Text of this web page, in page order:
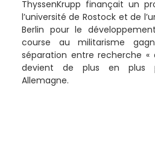
ThyssenKrupp finançait un
l’université de Rostock et de
Berlin pour le
course au militarisme
séparation entre recherche «
devient de plus en plus
Allemagne.